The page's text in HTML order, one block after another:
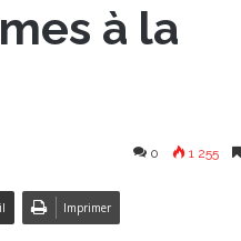
à la
0 1 255
Imprimer